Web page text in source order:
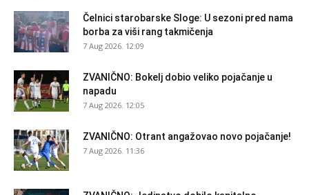
Čelnici starobarske Sloge: U sezoni pred nama
borba za viši rang takmičenja
7 Aug 2026. 12:09
ZVANIČNO: Bokelj dobio veliko pojačanje u
napadu
7 Aug 2026. 12:05
ZVANIČNO: Otrant angažovao novo pojačanje!
7 Aug 2026. 11:36